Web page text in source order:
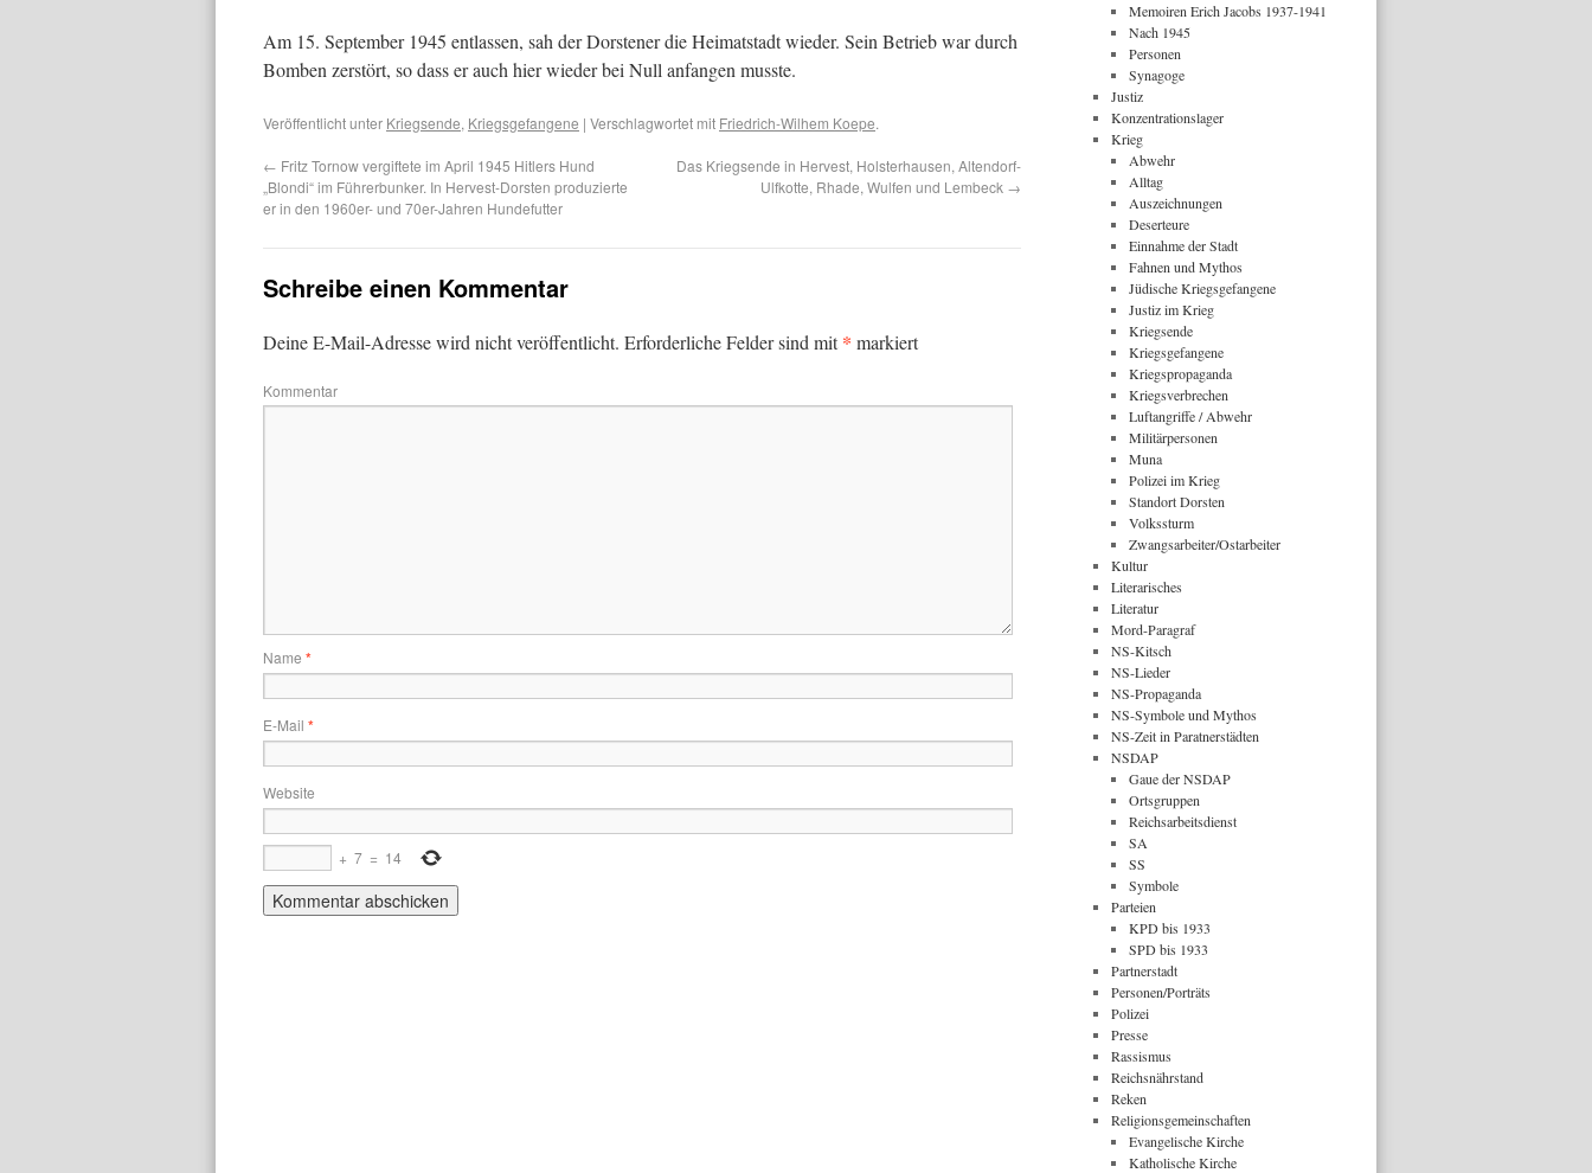
Am 15. September 1945 entlassen, sah der Dorstener die Heimatstadt wie­der. Sein Betrieb war durch
Bomben zerstört, so dass er auch hier wieder bei Null an­fangen musste.
Veröffentlicht unter Kriegsende, Kriegsgefangene | Verschlagwortet mit Friedrich-Wilhem Koepe.
← Fritz Tornow vergiftete im April 1945 Hitlers Hund
„Blondi“ im Führerbunker. In Hervest-Dorsten produzierte
er in den 1960er- und 70er-Jahren Hundefutter
Das Kriegsende in Hervest, Holsterhausen, Altendorf-
Ulfkotte, Rhade, Wulfen und Lembeck →
Schreibe einen Kommentar
Deine E-Mail-Adresse wird nicht veröffentlicht. Erforderliche Felder sind mit* markiert
Kommentar
Name *
E-Mail *
Website
+ 7 = 14
Memoiren Erich Jacobs 1937-1941
Nach 1945
Personen
Synagoge
Justiz
Konzentrationslager
Krieg
Abwehr
Alltag
Auszeichnungen
Deserteure
Einnahme der Stadt
Fahnen und Mythos
Jüdische Kriegsgefangene
Justiz im Krieg
Kriegsende
Kriegsgefangene
Kriegspropaganda
Kriegsverbrechen
Luftangriffe / Abwehr
Militärpersonen
Muna
Polizei im Krieg
Standort Dorsten
Volkssturm
Zwangsarbeiter/Ostarbeiter
Kultur
Literarisches
Literatur
Mord-Paragraf
NS-Kitsch
NS-Lieder
NS-Propaganda
NS-Symbole und Mythos
NS-Zeit in Paratnerstädten
NSDAP
Gaue der NSDAP
Ortsgruppen
Reichsarbeitsdienst
SA
SS
Symbole
Parteien
KPD bis 1933
SPD bis 1933
Partnerstadt
Personen/Porträts
Polizei
Presse
Rassismus
Reichsnährstand
Reken
Religionsgemeinschaften
Evangelische Kirche
Katholische Kirche